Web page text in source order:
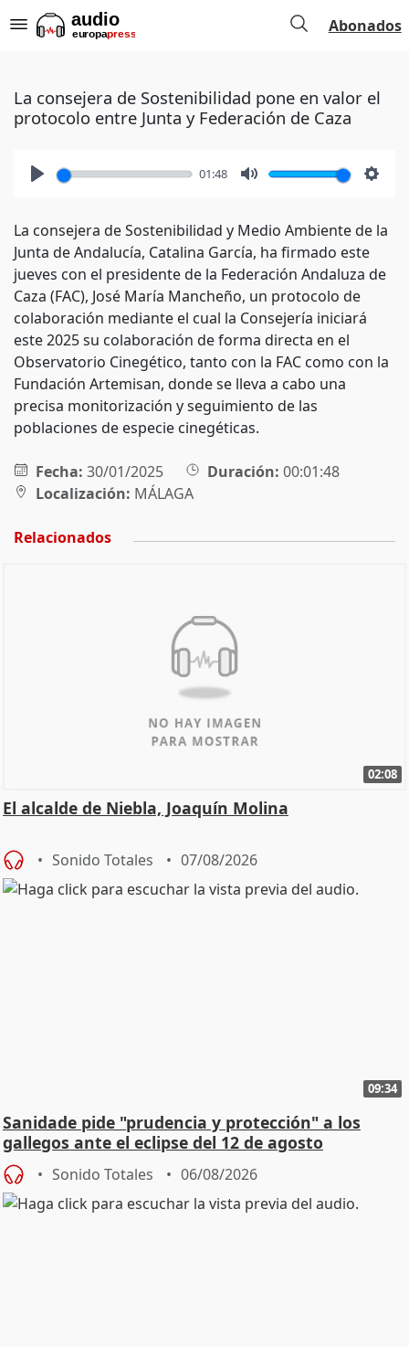
Abonados
La consejera de Sostenibilidad pone en valor el
protocolo entre Junta y Federación de Caza
01:48
La consejera de Sostenibilidad y Medio Ambiente de la
Junta de Andalucía, Catalina García, ha firmado este
jueves con el presidente de la Federación Andaluza de
Caza (FAC), José María Mancheño, un protocolo de
colaboración mediante el cual la Consejería iniciará
este 2025 su colaboración de forma directa en el
Observatorio Cinegético, tanto con la FAC como con la
Fundación Artemisan, donde se lleva a cabo una
precisa monitorización y seguimiento de las
poblaciones de especie cinegéticas.
Fecha: 30/01/2025 Duración: 00:01:48
Localización: MÁLAGA
Relacionados
02:08
El alcalde de Niebla, Joaquín Molina
Sonido Totales 07/08/2026
09:34
Sanidade pide "prudencia y protección" a los
gallegos ante el eclipse del 12 de agosto
Sonido Totales 06/08/2026